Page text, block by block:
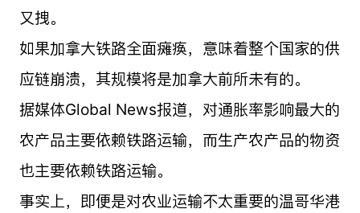
又拽。
如果加拿大铁路全面瘫痪，意味着整个国家的供
应链崩溃，其规模将是加拿大前所未有的。
据媒体Global News报道，对通胀率影响最大的
农产品主要依赖铁路运输，而生产农产品的物资
也主要依赖铁路运输。
事实上，即便是对农业运输不太重要的温哥华港